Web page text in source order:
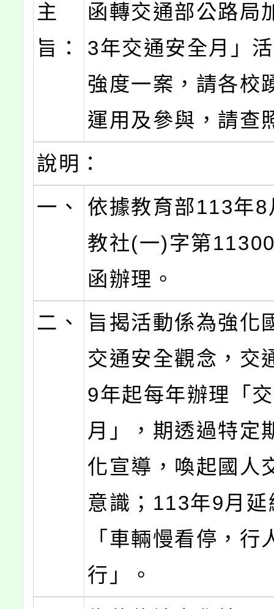
主
旨：
函轉交通部公路局
3年交通安全月」
強度一案，請各校
運用及參與，請查
說明：
一、
依據教育部113年
教社(一)字第
函辦理。
二、
旨揭活動係為強化
交通安全觀念，交
9年起每年辦理「
月」，期透過特定
化宣導，喚起國人
意識；113年9月
「車輛慢看停，行
行」。